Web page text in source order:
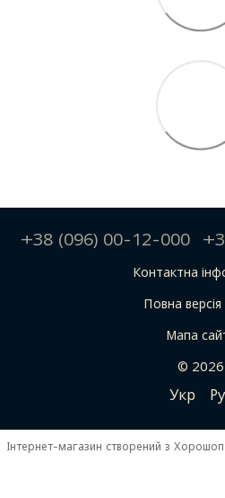
+38 (096) 00-12-000
Контактна
Повна версія
Мапа
© 2026
Укр
Інтернет-магазин створений з Хорошоп